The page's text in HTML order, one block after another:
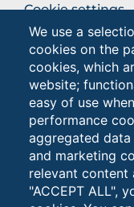
We use a
cookies on the
cookies, which
website;
easy of use
performance
aggregated
and marketing
relevant content
"ACCEPT ALL",
BROWSE
THE
SECTION
Cookie settings
Privacy -
Privacy